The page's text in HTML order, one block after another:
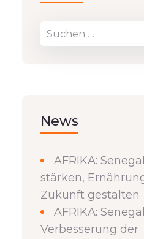
News
AFRIKA:
stärken,
Zukunft gestalten
AFRIKA:
Verbesserung der